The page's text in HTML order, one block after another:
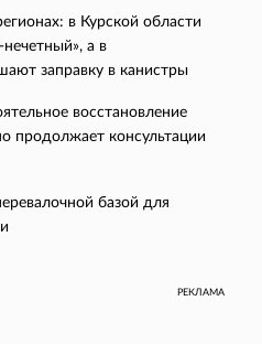
в Курской области
а в
заправку в канистры
восстановление
продолжает консультации
базой для
РЕКЛАМА